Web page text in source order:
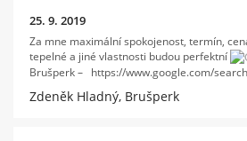
25. 9. 2019
Za mne maximální spokojenost, termín,
tepelné a jiné vlastnosti budou perfektní
Brušperk – https://www.google.com/
Zdeněk Hladný, Brušperk